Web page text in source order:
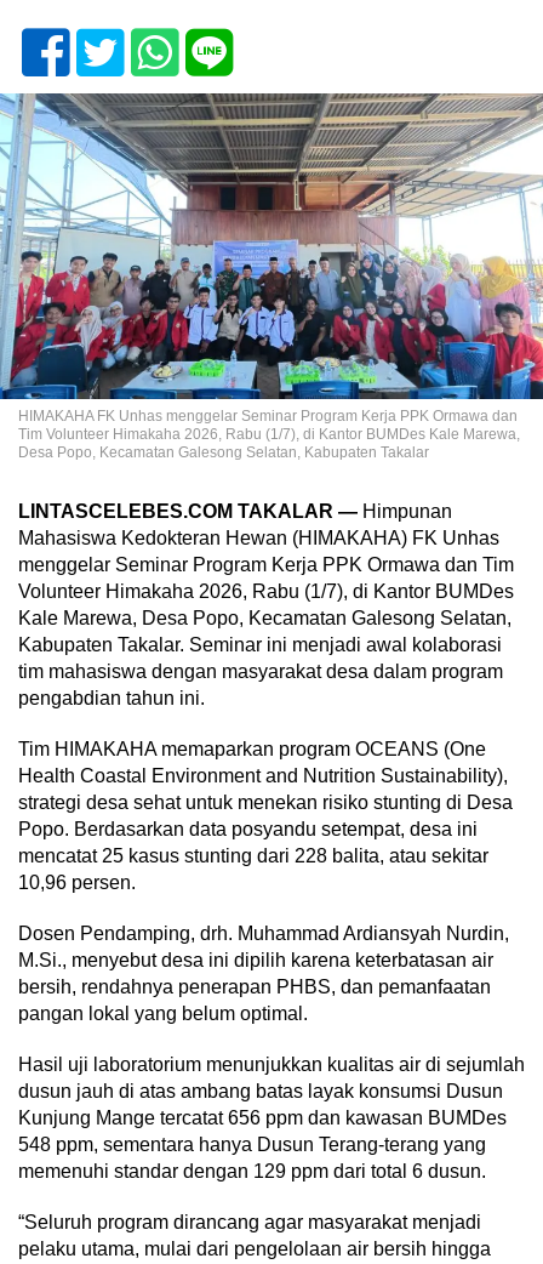
HIMAKAHA FK Unhas menggelar Seminar Program Kerja PPK Ormawa dan
Tim Volunteer Himakaha 2026, Rabu (1/7), di Kantor BUMDes Kale Marewa,
Desa Popo, Kecamatan Galesong Selatan, Kabupaten Takalar
LINTASCELEBES.COM TAKALAR — Himpunan
Mahasiswa Kedokteran Hewan (HIMAKAHA) FK Unhas
menggelar Seminar Program Kerja PPK Ormawa dan Tim
Volunteer Himakaha 2026, Rabu (1/7), di Kantor BUMDes
Kale Marewa, Desa Popo, Kecamatan Galesong Selatan,
Kabupaten Takalar. Seminar ini menjadi awal kolaborasi
tim mahasiswa dengan masyarakat desa dalam program
pengabdian tahun ini.
Tim HIMAKAHA memaparkan program OCEANS (One
Health Coastal Environment and Nutrition Sustainability),
strategi desa sehat untuk menekan risiko stunting di Desa
Popo. Berdasarkan data posyandu setempat, desa ini
mencatat 25 kasus stunting dari 228 balita, atau sekitar
10,96 persen.
Dosen Pendamping, drh. Muhammad Ardiansyah Nurdin,
M.Si., menyebut desa ini dipilih karena keterbatasan air
bersih, rendahnya penerapan PHBS, dan pemanfaatan
pangan lokal yang belum optimal.
Hasil uji laboratorium menunjukkan kualitas air di sejumlah
dusun jauh di atas ambang batas layak konsumsi Dusun
Kunjung Mange tercatat 656 ppm dan kawasan BUMDes
548 ppm, sementara hanya Dusun Terang-terang yang
memenuhi standar dengan 129 ppm dari total 6 dusun.
“Seluruh program dirancang agar masyarakat menjadi
pelaku utama, mulai dari pengelolaan air bersih hingga